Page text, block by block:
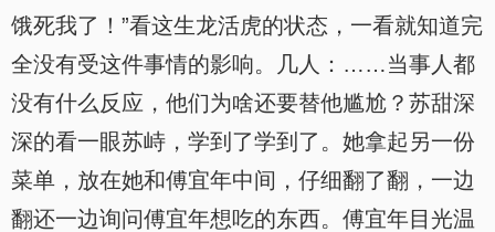
饿死我了！”看这生龙活虎的状态，一看就知道完
全没有受这件事情的影响。几人：……当事人都
没有什么反应，他们为啥还要替他尴尬？苏甜深
深的看一眼苏峙，学到了学到了。她拿起另一份
菜单，放在她和傅宜年中间，仔细翻了翻，一边
翻还一边询问傅宜年想吃的东西。傅宜年目光温